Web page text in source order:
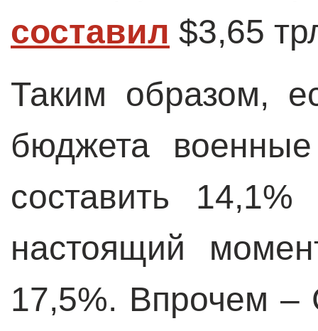
составил $3,65
Таким образом,
бюджета
составить
настоящий
17,5%. Впрочем